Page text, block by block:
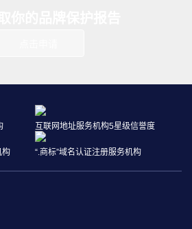
互联网地址服务机构5星级信誉度
构 “.商标”域名认证注册服务机构